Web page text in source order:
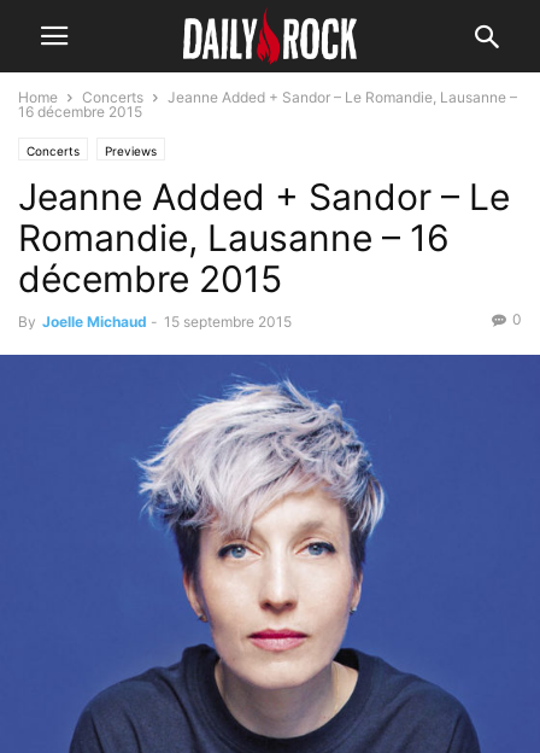
Home Concerts
Jeanne Added + Sandor – Le Romandie, Lausanne –
16 décembre 2015
Concerts Previews
Jeanne Added + Sandor – Le
Romandie, Lausanne – 16
décembre 2015
By Joelle Michaud - 15 septembre 2015 0